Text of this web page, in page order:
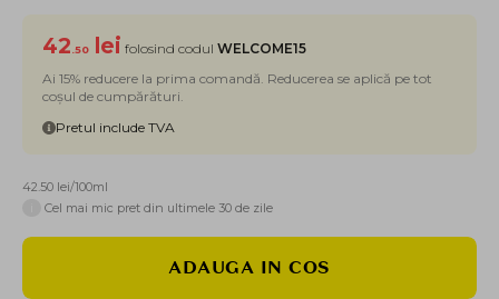
42 .50 lei folosind codul WELCOME15
Ai 15% reducere la prima comandă. Reducerea se aplică pe tot
coșul de cumpărături.
Pretul include TVA
42.50 lei/100ml
Cel mai mic pret din ultimele 30 de zile
ADAUGA IN COS